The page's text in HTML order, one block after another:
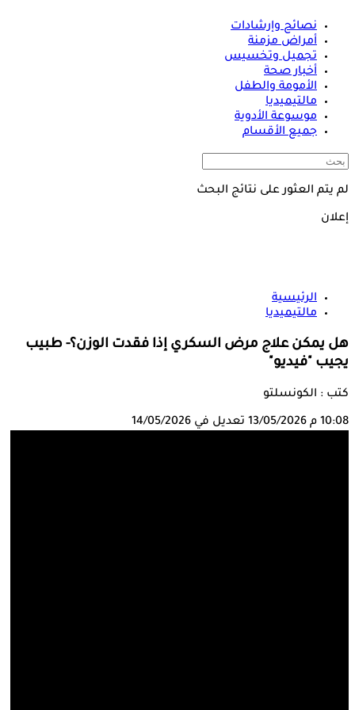
نصائح وإرشادات
أمراض مزمنة
تجميل وتخسيس
أخبار صحة
الأمومة والطفل
مالتيميديا
موسوعة الأدوية
جميع الأقسام
لم يتم العثور على نتائج البحث
إعلان
الرئيسية
مالتيميديا
هل يمكن علاج مرض السكري إذا فقدت الوزن؟- طبيب
يجيب "فيديو"
كتب : الكونسلتو
10:08 م 13/05/2026 تعديل في 14/05/2026